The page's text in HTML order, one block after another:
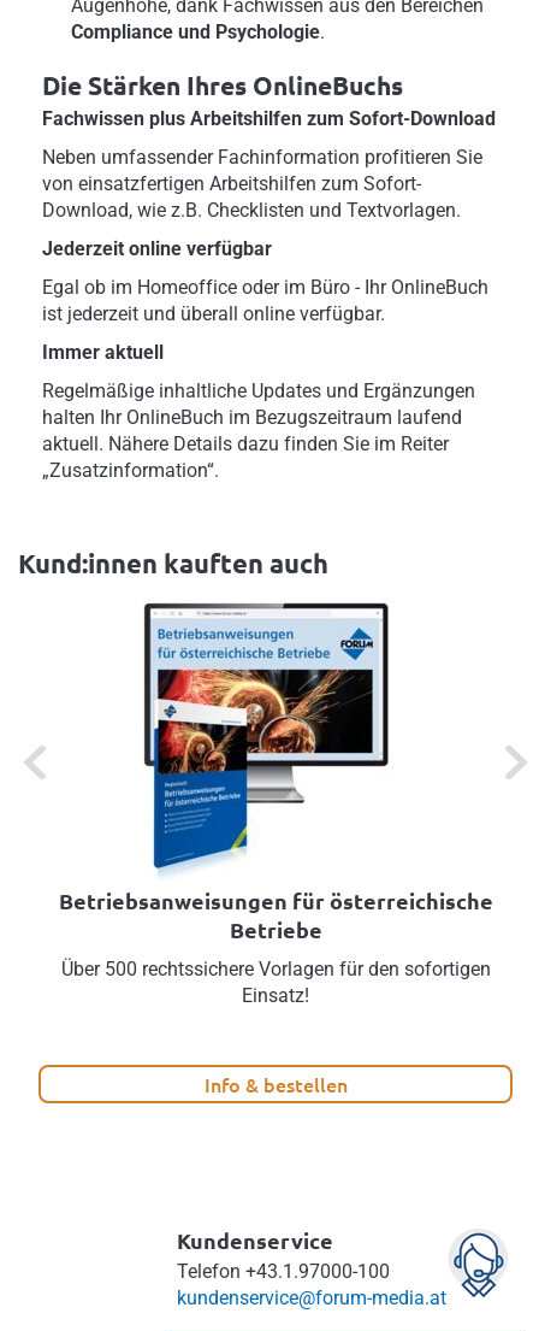
Augenhöhe, dank Fachwissen aus den Bereichen
Compliance und Psychologie.
Die Stärken Ihres OnlineBuchs
Fachwissen plus Arbeitshilfen zum Sofort-Download
Neben umfassender Fachinformation profitieren Sie
von einsatzfertigen Arbeitshilfen zum Sofort-
Download, wie z.B. Checklisten und Textvorlagen.
Jederzeit online verfügbar
Egal ob im Homeoffice oder im Büro - Ihr OnlineBuch
ist jederzeit und überall online verfügbar.
Immer aktuell
Regelmäßige inhaltliche Updates und Ergänzungen
halten Ihr OnlineBuch im Bezugszeitraum laufend
aktuell. Nähere Details dazu finden Sie im Reiter
„Zusatzinformation“.
Kund:innen kauften auch
Previous Next
Betriebsanweisungen für österreichische
Betriebe
Über 500 rechtssichere Vorlagen für den sofortigen
Einsatz!
Info & bestellen
Kundenservice
Telefon +43.1.97000-100
kundenservice@forum-media.at